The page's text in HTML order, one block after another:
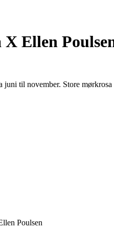
X Ellen
juni til november. Store
Poulsen